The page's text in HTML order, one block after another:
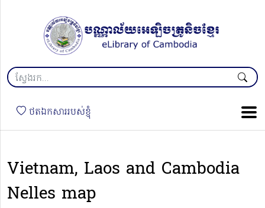
ថតឯកសាររបស់ខ្ញុំ
Vietnam, Laos and Cambodia
Nelles map